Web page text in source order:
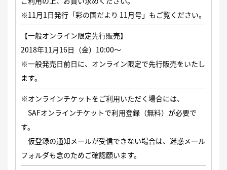
※11月1日発行「彩の国だより 11月号」もご覧ください。
【一般オンライン限定先行販売】
2018年11月16日（金）10:00〜
※一般発売日前日に、オンライン限定で先行販売をいたし
ます。
※オンラインチケットをご利用いただく場合には、
SAFオンラインチケットで利用登録（無料） が必要で
す。
仮登録の通知メールが受信できない場合は、迷惑メール
フォルダも念のためご確認願います。